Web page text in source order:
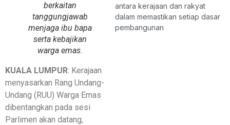
berkaitan
tanggungjawab
menjaga ibu bapa
serta kebajikan
warga emas.
KUALA LUMPUR: Kerajaan
menyasarkan Rang Undang-
Undang (RUU) Warga Emas
dibentangkan pada sesi
Parlimen akan datang,
antara kerajaan dan rakyat
dalam memastikan setiap dasar
pembangunan